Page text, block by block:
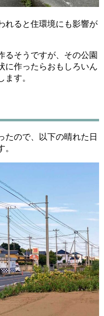
れると住環境にも影響が
るそうですが、その公園
に作ったらおもしろいん
す。
たので、以下の晴れた日